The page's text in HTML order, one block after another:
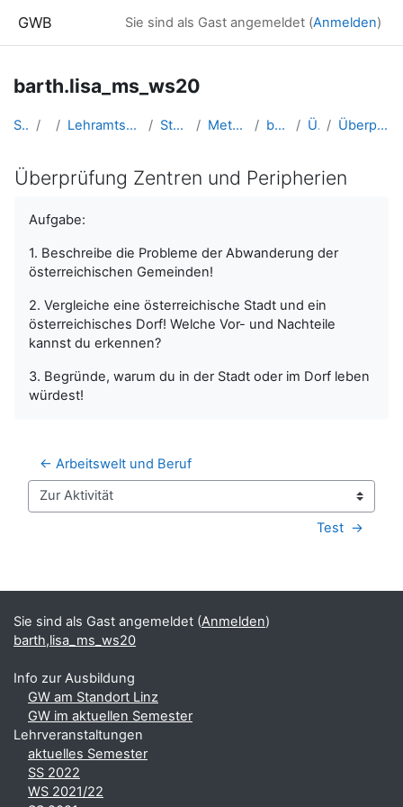
GWB Sie sind als Gast angemeldet (Anmelden)
barth.lisa_ms_ws20
Startseite Kurse Lehramtsausbildung GW im Cluster Österreich Mitte Studentische Lernkurse Methodik der NMS - 2020 WS barth,lisa_ms_ws20 Überprüfung Überprüfung Zentren und Peripherien
Überprüfung Zentren und Peripherien
Aufgabe:
1. Beschreibe die Probleme der Abwanderung der
österreichischen Gemeinden!
2. Vergleiche eine österreichische Stadt und ein
österreichisches Dorf! Welche Vor- und Nachteile
kannst du erkennen?
3. Begründe, warum du in der Stadt oder im Dorf leben
würdest!
← Arbeitswelt und Beruf
Zur Aktivität
Test  →
Ergänzungsblöcke
Sie sind als Gast angemeldet (Anmelden)
barth,lisa_ms_ws20
Info zur Ausbildung
GW am Standort Linz
GW im aktuellen Semester
Lehrveranstaltungen
aktuelles Semester
SS 2022
WS 2021/22